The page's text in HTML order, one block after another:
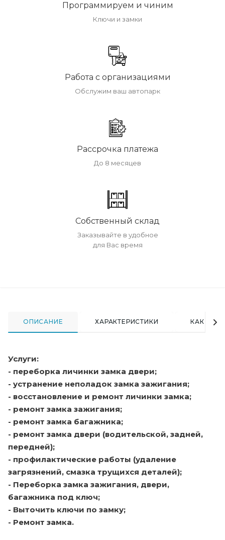
Программируем и чиним
Ключи и замки
Работа с организациями
Обслужим ваш автопарк
Рассрочка платежа
До 8 месяцев
Собственный склад
Заказывайте в удобное
для Вас время
ОПИСАНИЕ ХАРАКТЕРИСТИКИ КАК
Услуги:
- переборка личинки замка двери;
- устранение неполадок замка зажигания;
- восстановление и ремонт личинки замка;
- ремонт замка зажигания;
- ремонт замка багажника;
- ремонт замка двери (водительской, задней,
передней);
- профилактические работы (удаление
загрязнений, смазка трущихся деталей);
- Переборка замка зажигания, двери,
багажника под ключ;
- Выточить ключи по замку;
- Ремонт замка.